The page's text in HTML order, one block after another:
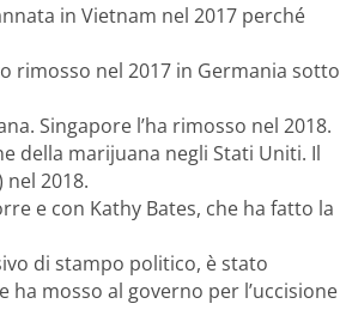
in Vietnam nel 2017 perché
rimosso nel 2017 in Germania sotto
Singapore l’ha rimosso nel 2018.
della marijuana negli Stati Uniti. Il
2018.
e con Kathy Bates, che ha fatto la
di stampo politico, è stato
mosso al governo per l’uccisione